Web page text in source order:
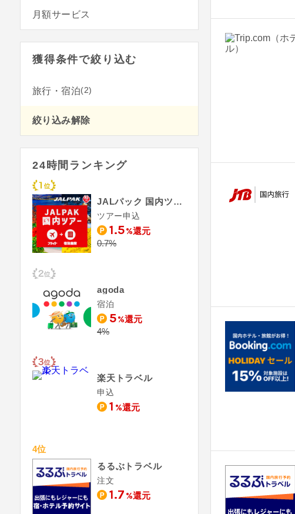
月額サービス
獲得条件で絞り込む
旅行・宿泊(2)
絞り込み解除
24時間ランキング
JALパック 国内ツアー（ジャルパック）
ツアー申込
1.5%還元
0.7%
agoda
宿泊
5%還元
4%
楽天トラベル
申込
1 %還元
4位
るるぶトラベル
注文
1.7 %還元